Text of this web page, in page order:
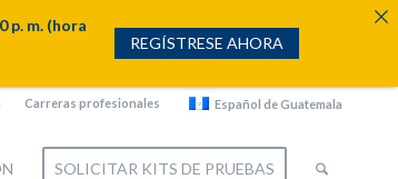
Carreras profesionales Español de Guatemala
SOLICITAR KITS DE PRUEBAS
p. m. (hora
REGÍSTRESE AHORA